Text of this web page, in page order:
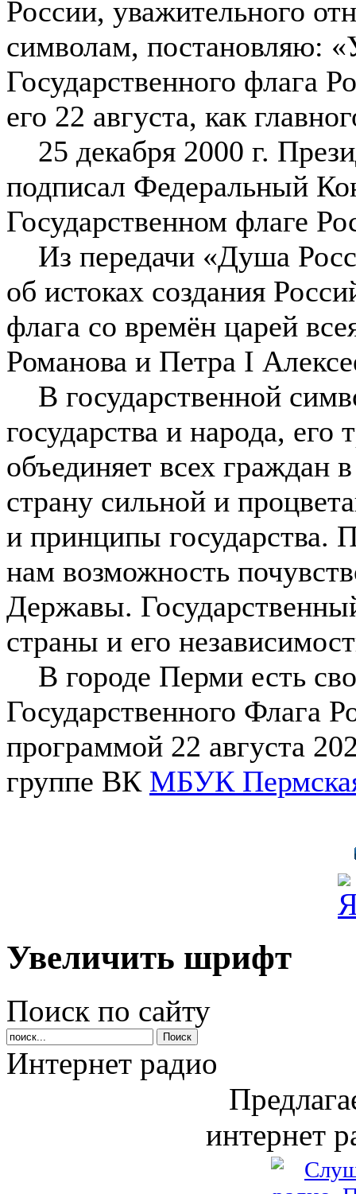
России, уважительного
символам, постановляю:
Государственного флага
его 22 августа, как
25 декабря 2000 г.
подписал Федеральный
Государственном флаге
Из передачи «Душа
об истоках создания
флага со времён царей
Романова и Петра I
В государственной
государства и народа,
объединяет всех граждан
страну сильной и
и принципы государства.
нам возможность
Державы.
страны и его
В городе Перми есть
Государственного Флага
программой 22 августа
группе ВК МБУК
Увеличить шрифт
Поиск по сайту
Интернет радио
интернет